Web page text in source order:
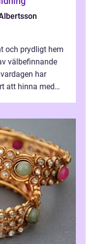
och prydligt hem
välbefinnande
har
att hinna med